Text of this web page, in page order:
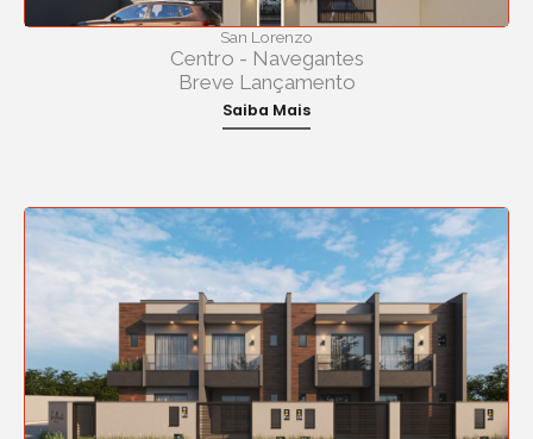
San Lorenzo
Centro - Navegantes
Breve Lançamento
Saiba Mais